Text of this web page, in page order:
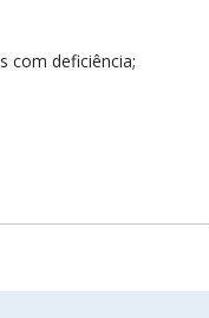
com deficiência;